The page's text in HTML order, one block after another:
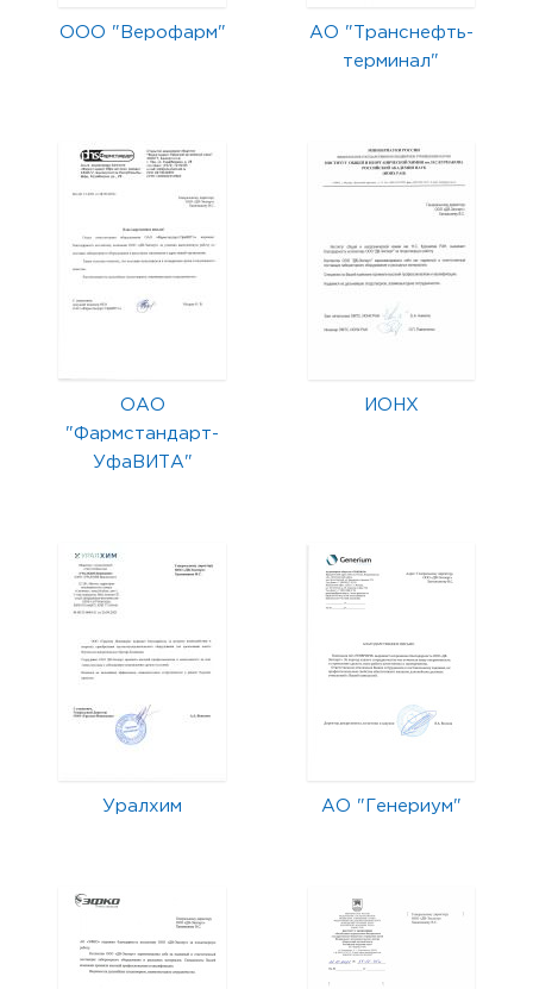
ООО "Верофарм"
АО "Транснефть-
терминал"
ОАО
"Фармстандарт-
УфаВИТА"
ИОНХ
Уралхим АО "Генериум"